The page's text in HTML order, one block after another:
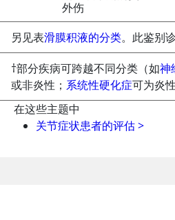
外伤
另见表滑膜积液的分类。此鉴别
†部分疾病可跨越不同分类（如神
或非炎性； 系统性硬化症可为炎
在这些主题中
关节症状患者的评估>